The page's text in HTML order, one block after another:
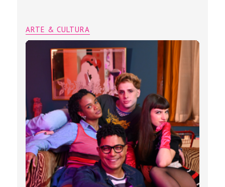
ARTE & CULTURA